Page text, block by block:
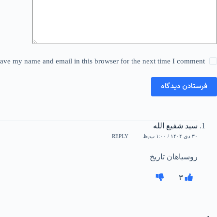
my name and email in this browser for the next time I comment.
فرستادن دیدگاه
سید شفیع الله
۳۰ دی ۱۴۰۴ / ۱:۰۰ ب٫ظ REPLY
روسیاهان تاریخ
۳